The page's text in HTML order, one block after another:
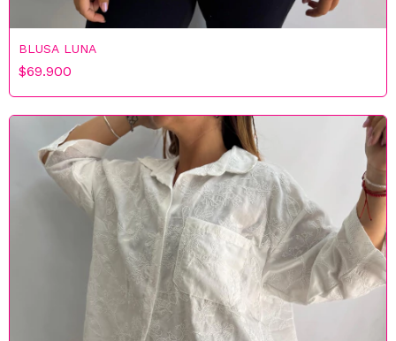
BLUSA LUNA
$69.900